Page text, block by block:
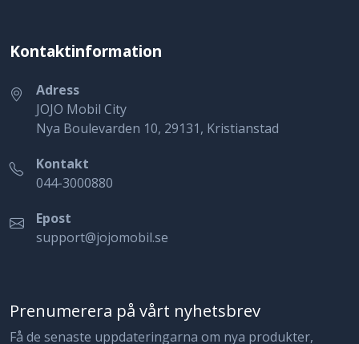
Kontaktinformation
Adress
JOJO Mobil City
Nya Boulevarden 10, 29131, Kristianstad
Kontakt
044-3000880
Epost
support@jojomobil.se
Prenumerera på vårt nyhetsbrev
Få de senaste uppdateringarna om nya produkter,